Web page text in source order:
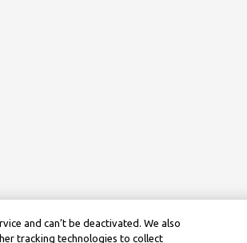
and can’t be deactivated. We also
tracking technologies to collect